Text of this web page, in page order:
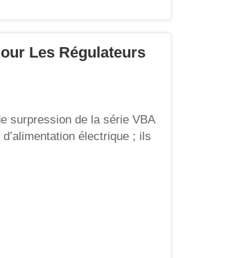
Les Régulateurs
surpression de la série VBA
électrique ; ils
pneumatique, le formage